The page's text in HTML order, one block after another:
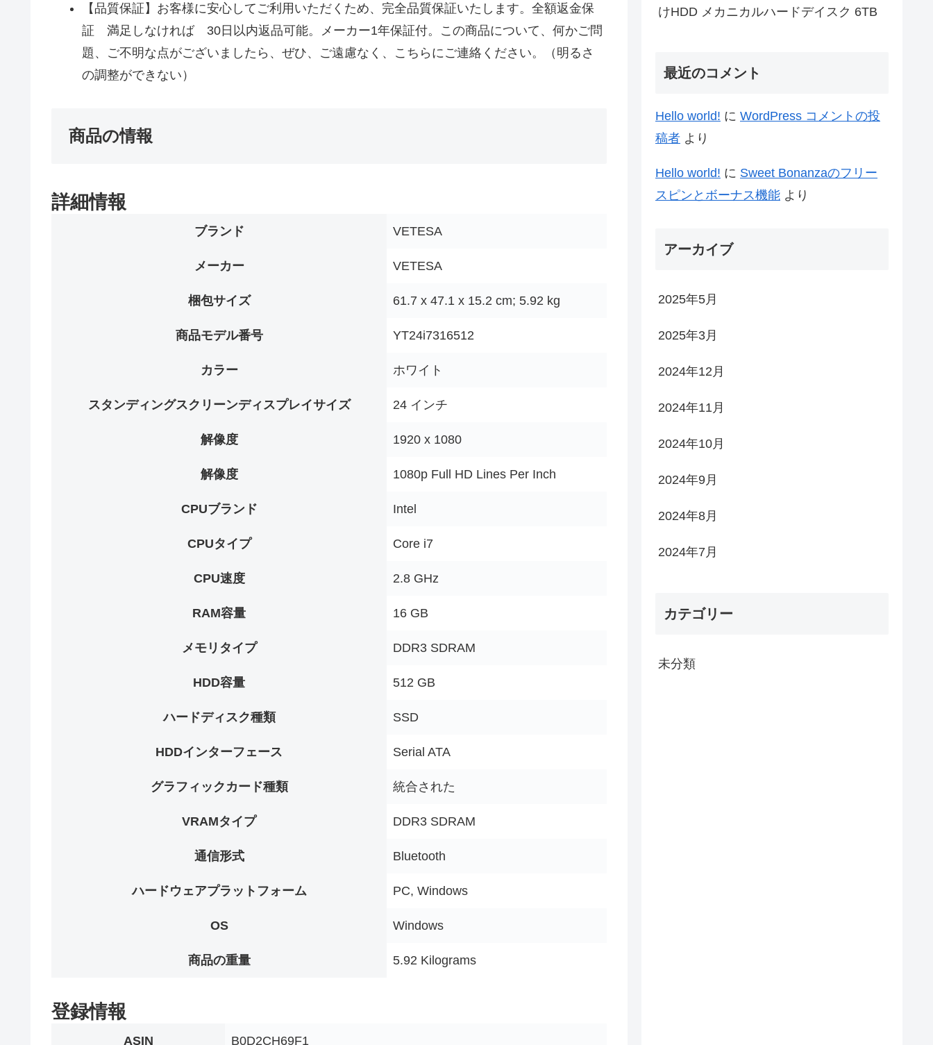
【品質保証】お客様に安心してご利用いただくため、完全品質保証いたします。全額返金保
証 満足しなければ 30日以内返品可能。メーカー1年保証付。この商品について、何かご問
題、ご不明な点がございましたら、ぜひ、ご遠慮なく、こちらにご連絡ください。（明るさ
の調整ができない）
商品の情報
詳細情報
ブランド ‎VETESA
メーカー ‎VETESA
梱包サイズ ‎61.7 x 47.1 x 15.2 cm; 5.92 kg
商品モデル番号 ‎YT24i7316512
カラー ‎ホワイト
スタンディングスクリーンディスプレイサイズ ‎24 インチ
解像度 ‎1920 x 1080
解像度 ‎1080p Full HD Lines Per Inch
CPUブランド ‎Intel
CPUタイプ ‎Core i7
CPU速度 ‎2.8 GHz
RAM容量 ‎16 GB
メモリタイプ ‎DDR3 SDRAM
HDD容量 ‎512 GB
ハードディスク種類 ‎SSD
HDDインターフェース ‎Serial ATA
グラフィックカード種類 ‎統合された
VRAMタイプ ‎DDR3 SDRAM
通信形式 ‎Bluetooth
ハードウェアプラットフォーム ‎PC, Windows
OS ‎Windows
商品の重量 ‎5.92 Kilograms
登録情報
ASIN B0D2CH69F1
けHDD メカニカルハードデイスク 6TB
最近のコメント
Hello world! に WordPress コメントの投
稿者 より
Hello world! に Sweet Bonanzaのフリー
スピンとボーナス機能 より
アーカイブ
2025年5月
2025年3月
2024年12月
2024年11月
2024年10月
2024年9月
2024年8月
2024年7月
カテゴリー
未分類